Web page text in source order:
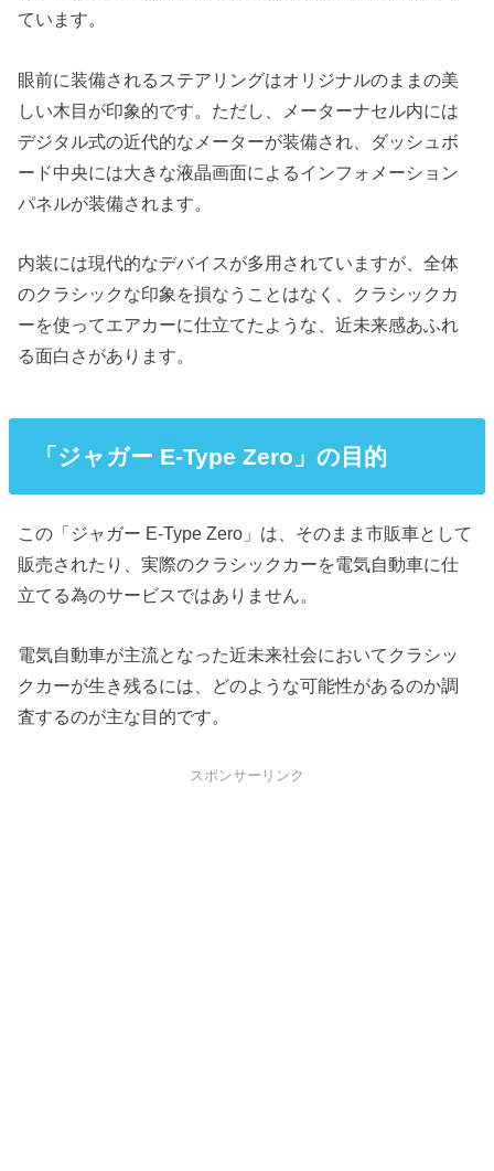
ています。
眼前に装備されるステアリングはオリジナルのままの美
しい木目が印象的です。ただし、メーターナセル内には
デジタル式の近代的なメーターが装備され、ダッシュボ
ード中央には大きな液晶画面によるインフォメーション
パネルが装備されます。
内装には現代的なデバイスが多用されていますが、全体
のクラシックな印象を損なうことはなく、クラシックカ
ーを使ってエアカーに仕立てたような、近未来感あふれ
る面白さがあります。
「ジャガー E-Type Zero」の目的
この「ジャガー E-Type Zero」は、そのまま市販車として
販売されたり、実際のクラシックカーを電気自動車に仕
立てる為のサービスではありません。
電気自動車が主流となった近未来社会においてクラシッ
クカーが生き残るには、どのような可能性があるのか調
査するのが主な目的です。
スポンサーリンク